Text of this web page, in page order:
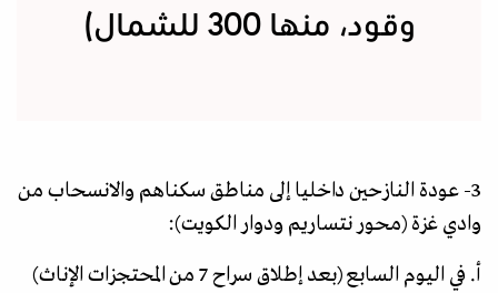
وقود، منها 300 للشمال)
3- عودة النازحين داخليا إلى مناطق سكناهم والانسحاب من
وادي غزة (محور نتساريم ودوار الكويت):
أ. في اليوم السابع (بعد إطلاق سراح 7 من المحتجزات الإناث)